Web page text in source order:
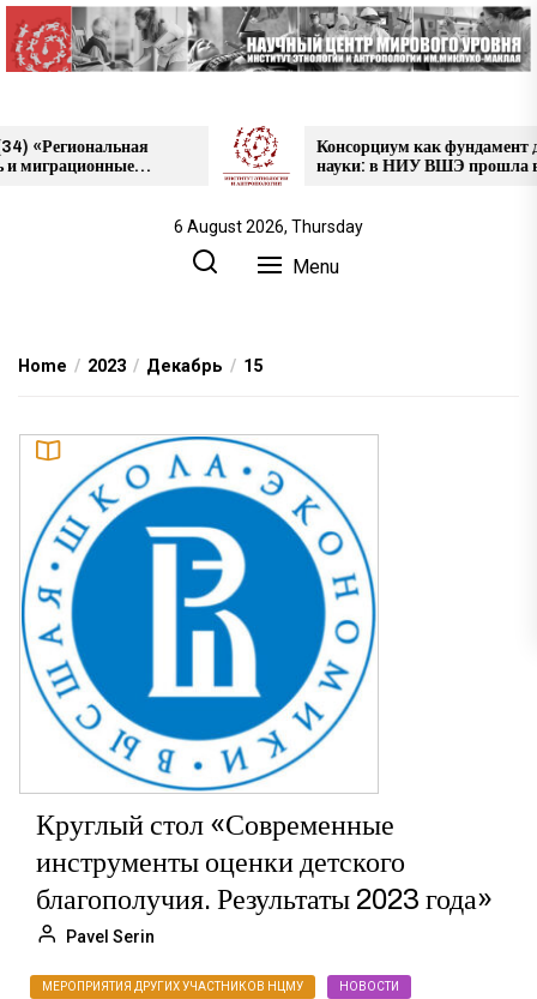
Skip
to
the
Консорциум как фундамент для
науки: в НИУ ВШЭ прошла
проектов НЦМУ
6 August 2026, Thursday
Menu
Home 2023 Декабрь 15
Круглый стол «Современные
инструменты оценки детского
благополучия. Результаты 2023 года»
Pavel Serin
МЕРОПРИЯТИЯ ДРУГИХ УЧАСТНИКОВ НЦМУ НОВОСТИ